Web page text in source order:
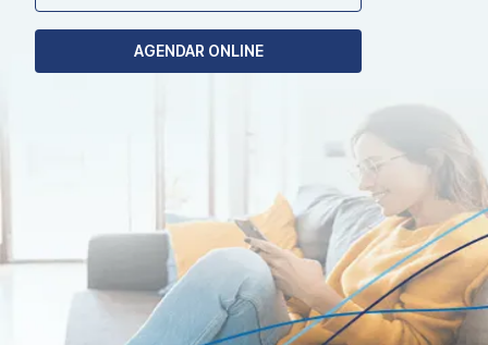
AGENDAR ONLINE